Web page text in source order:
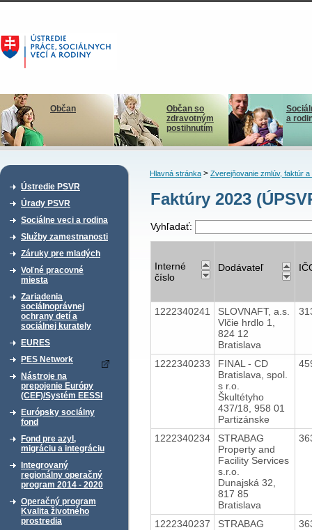
Občan
Občan so
zdravotným
postihnutím
a
Ústredie PSVR
Úrady PSVR
Sociálne veci a rodina
Služby zamestnanosti
Záruky pre mladých
Voľné pracovné
miesta
Zariadenia
sociálnoprávnej
ochrany detí a
sociálnej kurately
EURES
PES Network
Nástroje na
prepojenie Európy
(CEF)/Systém EESSI
Európsky sociálny
fond
Fond pre azyl,
migráciu a integráciu
Integrovaný
regionálny operačný
program 2014 - 2020
Operačný program
Kvalita životného
prostredia
Hlavná stránka> Zverejňovanie zmlúv, faktúr a
Faktúry 2023
Vyhľadať:
Interné
číslo
Dodávateľ
1222340241
SLOVNAFT, a.s.
Vlčie hrdlo 1,
824 12
Bratislava
1222340233
FINAL - CD
Bratislava, spol.
s r.o.
Škultétyho
437/18, 958 01
Partizánske
1222340234
STRABAG
Property and
Facility Services
s.r.o.
Dunajská 32,
817 85
Bratislava
1222340237
STRABAG